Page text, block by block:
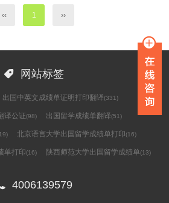
‹‹ 1 ››
 网站标签
出国中英文成绩单证明打印翻译(331)
译公证(98) 出国留学成绩单翻译(51)
北京语言大学出国留学成绩单打印(16)
单打印(16) 陕西师范大学出国留学成绩单(13)
4006139579